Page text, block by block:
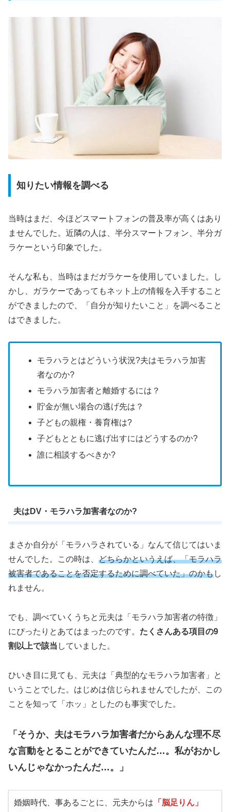
知りたい情報を調べる
当時はまだ、今ほどスマートフォンの普及率が高くはあり
ませんでした。近隣の人は、半分スマートフォン、半分ガ
ラケーという印象でした。
そんな私も、当時はまだガラケーを使用していました。し
かし、ガラケーであってもネット上の情報を入手すること
ができましたので、「自分が知りたいこと」を調べること
はできました。
モラハラとはどういう状況?夫はモラハラ加害
者なのか?
モラハラ加害者と離婚するには？
貯金が無い場合の逃げ先は？
子どもの親権・養育権は?
子どもとともに逃げ出すにはどうするのか?
誰に相談するべきか?
夫はDV・モラハラ加害者なのか?
まさか自分が「モラハラされている」なんて信じてはいま
せんでした。この時は、 どちらかというえば、「モラハラ
被害者であることを否定するために調べていた」のかもし
れません。
でも、調べていくうちと元夫は「モラハラ加害者の特徴」
にぴったりとあてはまったのです。 たくさんある項目の9
割以上で該当 していました。
ひいき目に見ても、元夫は「典型的なモラハラ加害者」と
いうことでした。はじめは信じられませんでしたが、この
ことを知って「ホッ」としたのも事実でした。
「そうか、夫はモラハラ加害者だからあんな理不尽
な言動をとることができていたんだ…。私がおかし
いんじゃなかったんだ…。」
婚姻時代、事あるごとに、元夫からは 「脳足りん」